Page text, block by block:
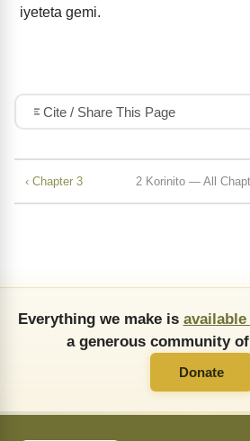
iyeteta gemi.
Cite / Share This Page
‹ Chapter 3 2 Korinito — All
Everything we make is
a generous community
Donate